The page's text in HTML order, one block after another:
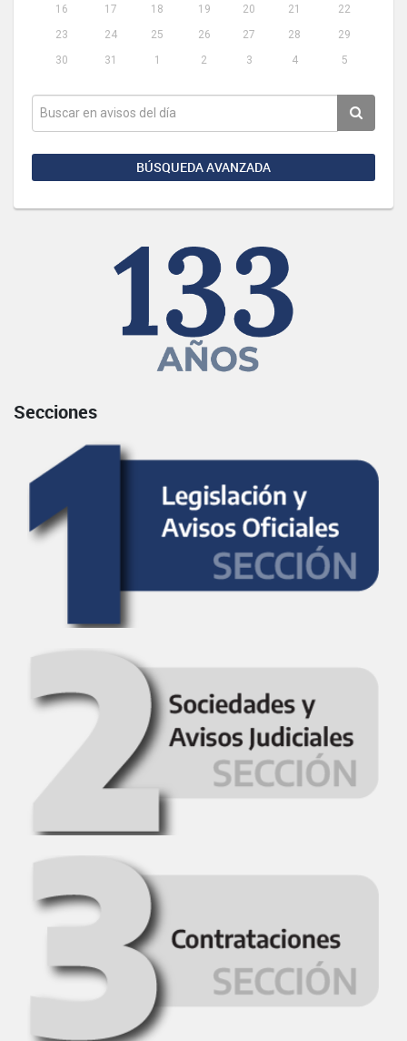
16
17 18 19 20 21
22
23
24 25 26 27 28
29
30
31 1 2 3 4 5
BÚSQUEDA AVANZADA
Secciones